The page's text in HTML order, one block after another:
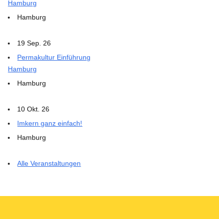
Hamburg
Hamburg
19 Sep. 26
Permakultur Einführung
Hamburg
Hamburg
10 Okt. 26
Imkern ganz einfach!
Hamburg
Alle Veranstaltungen